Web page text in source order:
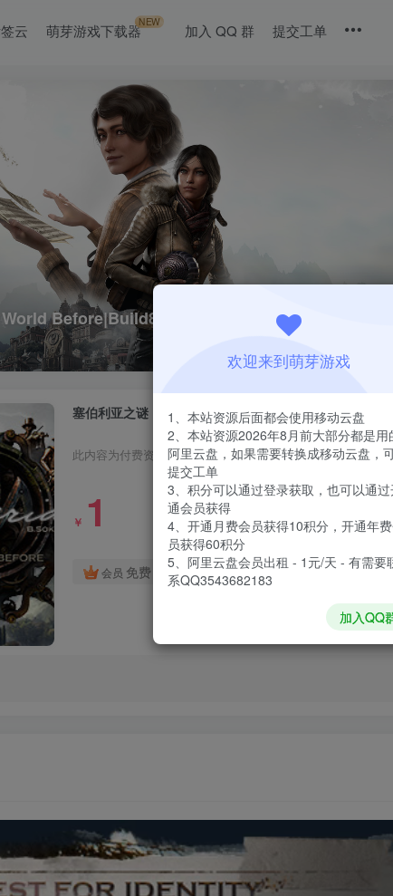
云 萌芽游戏下载器NEW 加入 QQ 群 提交工单
Before|Build8987614|整合DLC
塞伯利亚之谜：世界之前|Syberia – The World
此内容为付费资源，请付费后查看
￥ 1
会员 免费
欢迎来到萌芽游戏
1、本站资源后面都会使用移动云盘
2、本站资源2026年8月前大部分都是用
阿里云盘，如果需要转换成移动云盘，
提交工单
3、积分可以通过登录获取，也可以通
通会员获得
4、开通月费会员获得10积分，开通年
员获得60积分
5、阿里云盘会员出租 - 1元/天 - 有需要
系QQ3543682183
加入QQ